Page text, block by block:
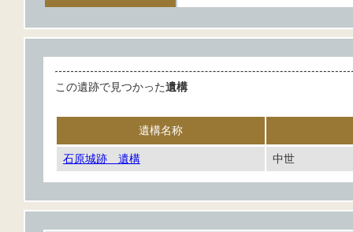
この遺跡で見つかった遺構
遺構名称
石原城跡 遺構 中世